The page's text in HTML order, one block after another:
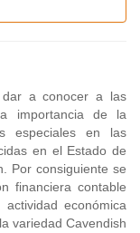
dar a conocer a las
importancia de la
especiales en las
en el Estado de
Por consiguiente se
financiera contable
económica
variedad Cavendish